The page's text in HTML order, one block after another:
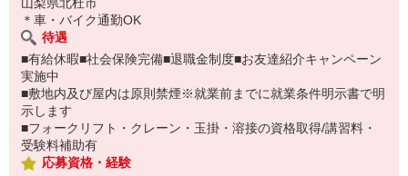
＊車・バイク通勤OK
待遇
■有給休暇■社会保険完備■退職金制度■お友達紹介キャンペーン
実施中
■敷地内及び屋内は原則禁煙※就業前までに就業条件明示書で明
示します
■フォークリフト・クレーン・玉掛・溶接の資格取得/講習料・
受験料補助有
応募資格・経験